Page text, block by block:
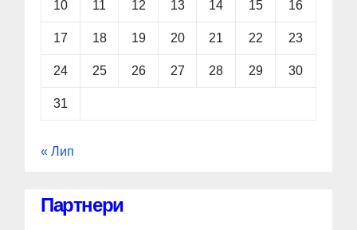
10 11 12 13 14 15 16
17 18 19 20 21 22 23
24 25 26 27 28 29 30
31
« Лип
Партнери